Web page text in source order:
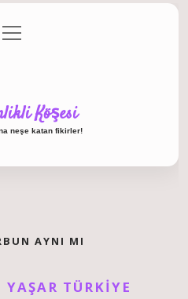
menüyü
aç
Köşesi
neşe katan fikirler!
AYNI MI
TÜRKIYE